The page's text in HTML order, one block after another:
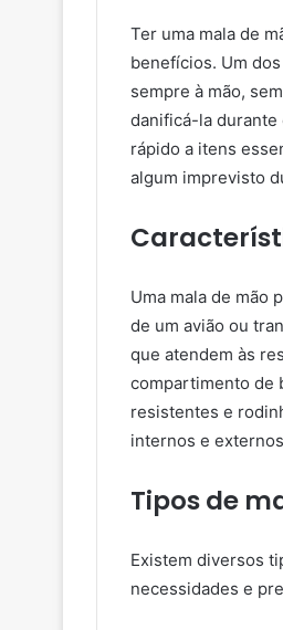
Ter uma mala de
benefícios. Um
sempre à mão,
danificá-la durante
rápido a itens
algum imprevisto
Uma mala de mão
de um avião ou
que atendem às
compartimento de
resistentes e
internos e
Tipos de
Existem diversos
necessidades e